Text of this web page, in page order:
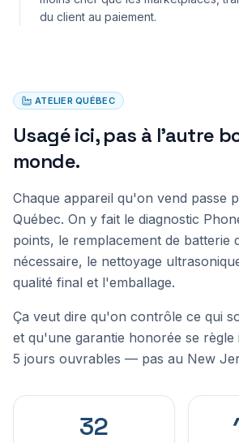
du client au paiement.
ATELIER QUÉBEC
Usagé ici, pas à l'autre
monde.
Chaque appareil qu'on vend passe
Québec. On y fait le diagnostic
points, le remplacement de batterie
nécessaire, le nettoyage
qualité final et l'emballage.
Ça veut dire qu'on contrôle ce qui
et qu'une garantie honorée se règle
5 jours ouvrables — pas au New
32